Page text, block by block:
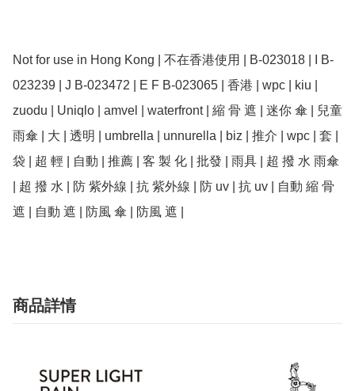
Not for use in Hong Kong | 不在香港使用 | B-023018 | I B-
023239 | J B-023472 | E F B-023065 | 香港 | wpc | kiu |
zuodu | Uniqlo | amvel | waterfront | 縮 骨 遮 | 迷你 傘 | 兒童
雨傘 | 大 | 透明 | umbrella | unnurella | biz | 推介 | wpc | 套 |
袋 | 超 輕 | 自動 | 推薦 | 客 製 化 | 批發 | 雨具 | 超 撥 水 雨傘
| 超 撥 水 | 防 紫外線 | 抗 紫外線 | 防 uv | 抗 uv | 自動 縮 骨
遮 | 自動 遮 | 防風 傘 | 防風 遮 |
商品詳情